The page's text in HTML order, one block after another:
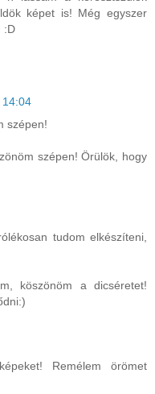
képet is! Még egyszer
:D
14:04
szépen!
szépen! Örülök, hogy
tudom elkészíteni,
köszönöm a dicséretet!
Remélem örömet